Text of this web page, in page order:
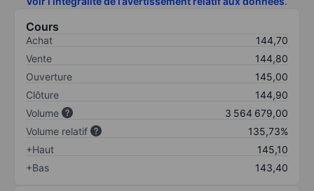
Cours
Achat
144,70
Vente
144,80
Ouverture
145,00
Clôture
144,90
Volume
3 564 679,00
Volume relatif
135,73%
+Haut
145,10
+Bas
143,40